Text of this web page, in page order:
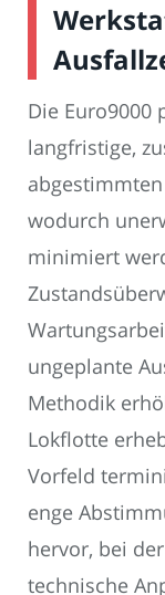
Die
langfristige,
wodurch
minimiert
ungeplante
Methodik
Lokflotte
Vorfeld
enge
hervor, bei
technische